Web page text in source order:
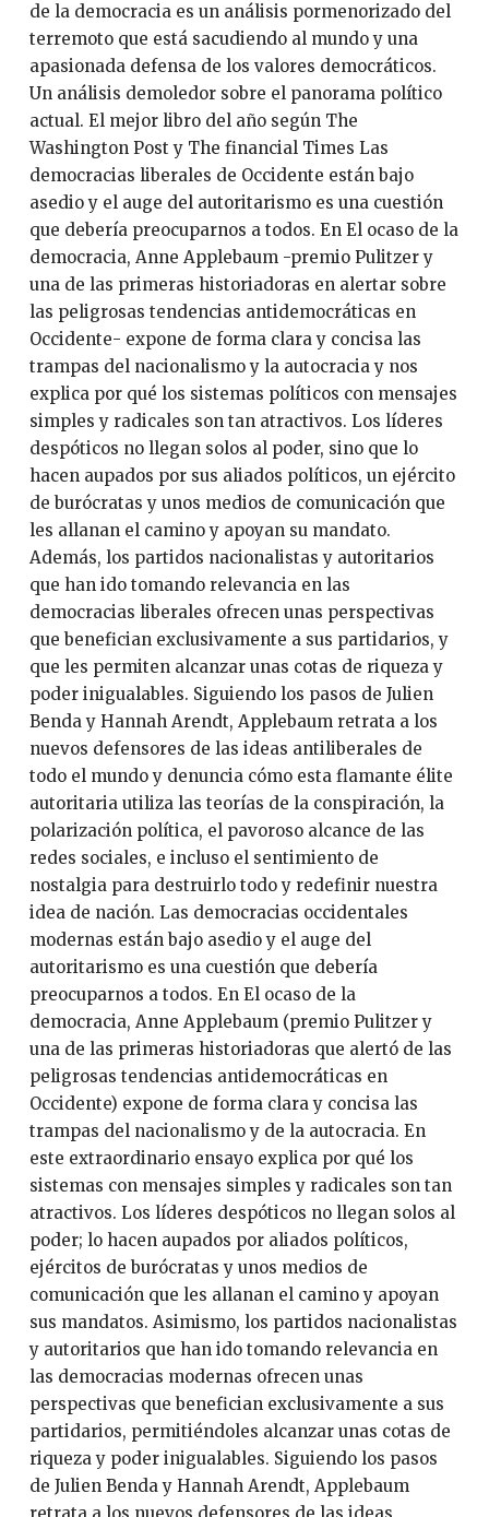
de la democracia es un análisis pormenorizado del
terremoto que está sacudiendo al mundo y una
apasionada defensa de los valores democráticos.
Un análisis demoledor sobre el panorama político
actual. El mejor libro del año según The
Washington Post y The financial Times Las
democracias liberales de Occidente están bajo
asedio y el auge del autoritarismo es una cuestión
que debería preocuparnos a todos. En El ocaso de la
democracia, Anne Applebaum -premio Pulitzer y
una de las primeras historiadoras en alertar sobre
las peligrosas tendencias antidemocráticas en
Occidente- expone de forma clara y concisa las
trampas del nacionalismo y la autocracia y nos
explica por qué los sistemas políticos con mensajes
simples y radicales son tan atractivos. Los líderes
despóticos no llegan solos al poder, sino que lo
hacen aupados por sus aliados políticos, un ejército
de burócratas y unos medios de comunicación que
les allanan el camino y apoyan su mandato.
Además, los partidos nacionalistas y autoritarios
que han ido tomando relevancia en las
democracias liberales ofrecen unas perspectivas
que benefician exclusivamente a sus partidarios, y
que les permiten alcanzar unas cotas de riqueza y
poder inigualables. Siguiendo los pasos de Julien
Benda y Hannah Arendt, Applebaum retrata a los
nuevos defensores de las ideas antiliberales de
todo el mundo y denuncia cómo esta flamante élite
autoritaria utiliza las teorías de la conspiración, la
polarización política, el pavoroso alcance de las
redes sociales, e incluso el sentimiento de
nostalgia para destruirlo todo y redefinir nuestra
idea de nación. Las democracias occidentales
modernas están bajo asedio y el auge del
autoritarismo es una cuestión que debería
preocuparnos a todos. En El ocaso de la
democracia, Anne Applebaum (premio Pulitzer y
una de las primeras historiadoras que alertó de las
peligrosas tendencias antidemocráticas en
Occidente) expone de forma clara y concisa las
trampas del nacionalismo y de la autocracia. En
este extraordinario ensayo explica por qué los
sistemas con mensajes simples y radicales son tan
atractivos. Los líderes despóticos no llegan solos al
poder; lo hacen aupados por aliados políticos,
ejércitos de burócratas y unos medios de
comunicación que les allanan el camino y apoyan
sus mandatos. Asimismo, los partidos nacionalistas
y autoritarios que han ido tomando relevancia en
las democracias modernas ofrecen unas
perspectivas que benefician exclusivamente a sus
partidarios, permitiéndoles alcanzar unas cotas de
riqueza y poder inigualables. Siguiendo los pasos
de Julien Benda y Hannah Arendt, Applebaum